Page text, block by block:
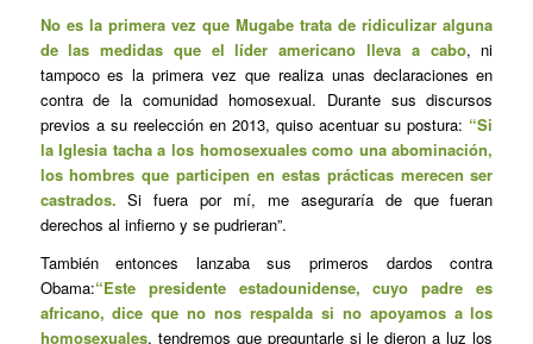
No es la primera vez que Mugabe trata de ridiculizar alguna
de las medidas que el líder americano lleva a cabo, ni
tampoco es la primera vez que realiza unas declaraciones en
contra de la comunidad homosexual. Durante sus discursos
previos a su reelección en 2013, quiso acentuar su postura: “Si
la Iglesia tacha a los homosexuales como una abominación,
los hombres que participen en estas prácticas merecen ser
castrados. Si fuera por mí, me aseguraría de que fueran
derechos al infierno y se pudrieran”.
También entonces lanzaba sus primeros dardos contra
Obama:“Este presidente estadounidense, cuyo padre es
africano, dice que no nos respalda si no apoyamos a los
homosexuales, tendremos que preguntarle si le dieron a luz los